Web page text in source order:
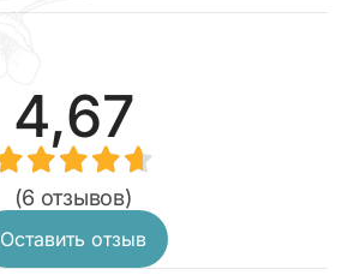
4,67
(6 отзывов)
Оставить отзыв